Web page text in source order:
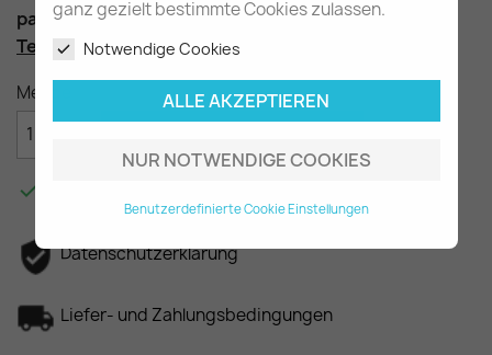
ganz gezielt bestimmte Cookies zulassen.
Notwendige Cookies
ALLE AKZEPTIEREN
NUR NOTWENDIGE COOKIES
Benutzerdefinierte Cookie Einstellungen
passend für die Vito Baureihe W638
Teilenummer: A6383280702 A6383280020
Menge

Datenschutzerklärung
Liefer- und Zahlungsbedingungen